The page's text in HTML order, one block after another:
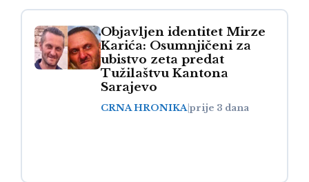
Objavljen identitet Mirze
Karića: Osumnjičeni za
ubistvo zeta predat
Tužilaštvu Kantona
Sarajevo
CRNA HRONIKAprije 3 dana